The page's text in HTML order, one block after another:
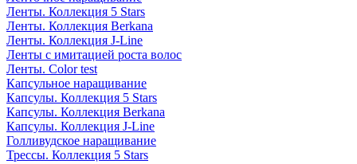
Ленты. Коллекция 5 Stars
Ленты. Коллекция Berkana
Ленты. Коллекция J-Line
Ленты с имитацией роста волос
Ленты. Color test
Капсульное наращивание
Капсулы. Коллекция 5 Stars
Капсулы. Коллекция Berkana
Капсулы. Коллекция J-Line
Голливудское наращивание
Трессы. Коллекция 5 Stars